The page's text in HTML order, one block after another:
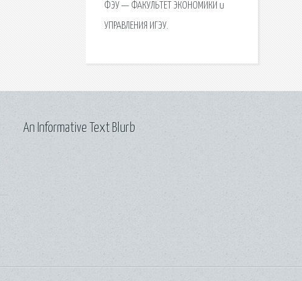
ФЭУ — ФАКУЛЬТЕТ ЭКОНОМИКИ и
УПРАВЛЕНИЯ ИГЭУ.
An Informative Text Blurb